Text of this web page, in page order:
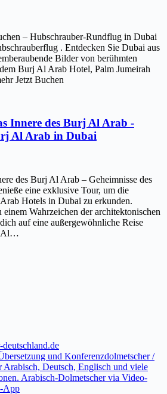
– Hubschrauber-Rundflug in Dubai
. Entdecken Sie Dubai aus
Bilder von berühmten
Burj Al Arab Hotel, Palm Jumeirah
Jetzt Buchen
Innere des Burj Al Arab -
Al Arab in Dubai
des Burj Al Arab – Geheimnisse des
eine exklusive Tour, um die
Hotels in Dubai zu erkunden.
Wahrzeichen der architektonischen
auf eine außergewöhnliche Reise
Al…
und Konferenzdolmetscher /
Arabisch, Deutsch, Englisch und viele
Arabisch-Dolmetscher via Video-
App